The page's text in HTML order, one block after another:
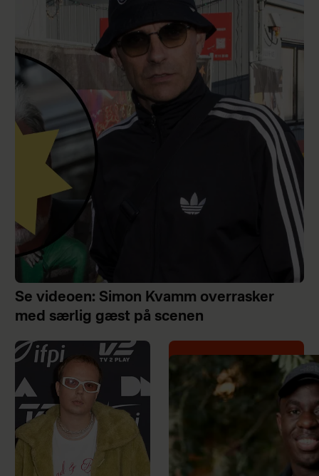
Se videoen: Simon Kvamm overrasker
med særlig gæst på scenen